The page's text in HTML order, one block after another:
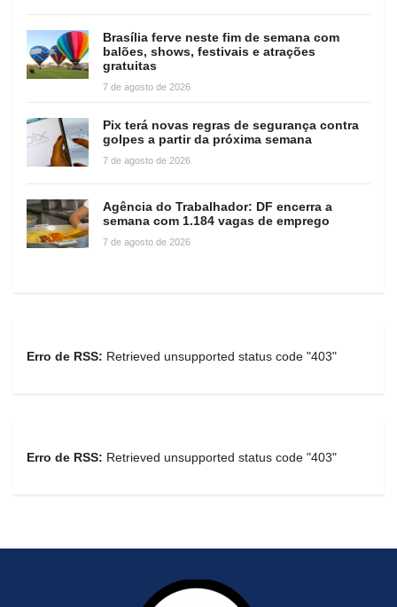
Brasília ferve neste fim de semana com
balões, shows, festivais e atrações
gratuitas
7 de agosto de 2026
Pix terá novas regras de segurança contra
golpes a partir da próxima semana
7 de agosto de 2026
Agência do Trabalhador: DF encerra a
semana com 1.184 vagas de emprego
7 de agosto de 2026
Erro de RSS: Retrieved unsupported status code "403"
Erro de RSS: Retrieved unsupported status code "403"